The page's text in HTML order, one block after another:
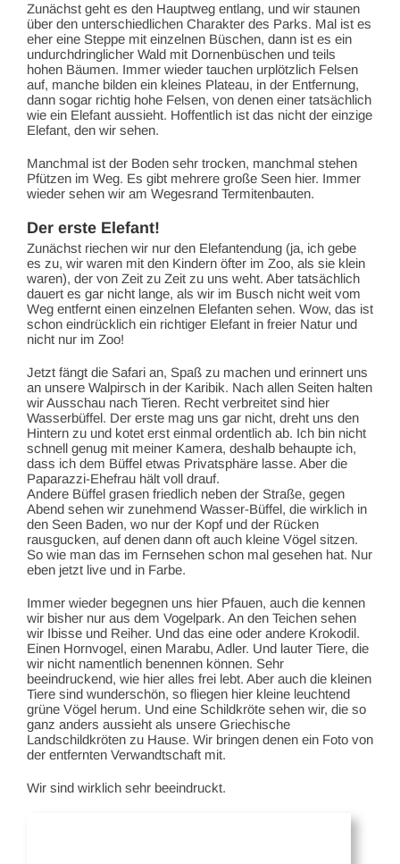
Zunächst geht es den Hauptweg entlang, und wir staunen
über den unterschiedlichen Charakter des Parks. Mal ist es
eher eine Steppe mit einzelnen Büschen, dann ist es ein
undurchdringlicher Wald mit Dornenbüschen und teils
hohen Bäumen. Immer wieder tauchen urplötzlich Felsen
auf, manche bilden ein kleines Plateau, in der Entfernung,
dann sogar richtig hohe Felsen, von denen einer tatsächlich
wie ein Elefant aussieht. Hoffentlich ist das nicht der einzige
Elefant, den wir sehen.
Manchmal ist der Boden sehr trocken, manchmal stehen
Pfützen im Weg. Es gibt mehrere große Seen hier. Immer
wieder sehen wir am Wegesrand Termitenbauten.
Der erste Elefant!
Zunächst riechen wir nur den Elefantendung (ja, ich gebe
es zu, wir waren mit den Kindern öfter im Zoo, als sie klein
waren), der von Zeit zu Zeit zu uns weht. Aber tatsächlich
dauert es gar nicht lange, als wir im Busch nicht weit vom
Weg entfernt einen einzelnen Elefanten sehen. Wow, das ist
schon eindrücklich ein richtiger Elefant in freier Natur und
nicht nur im Zoo!
Jetzt fängt die Safari an, Spaß zu machen und erinnert uns
an unsere Walpirsch in der Karibik. Nach allen Seiten halten
wir Ausschau nach Tieren. Recht verbreitet sind hier
Wasserbüffel. Der erste mag uns gar nicht, dreht uns den
Hintern zu und kotet erst einmal ordentlich ab. Ich bin nicht
schnell genug mit meiner Kamera, deshalb behaupte ich,
dass ich dem Büffel etwas Privatsphäre lasse. Aber die
Paparazzi-Ehefrau hält voll drauf.
Andere Büffel grasen friedlich neben der Straße, gegen
Abend sehen wir zunehmend Wasser-Büffel, die wirklich in
den Seen Baden, wo nur der Kopf und der Rücken
rausgucken, auf denen dann oft auch kleine Vögel sitzen.
So wie man das im Fernsehen schon mal gesehen hat. Nur
eben jetzt live und in Farbe.
Immer wieder begegnen uns hier Pfauen, auch die kennen
wir bisher nur aus dem Vogelpark. An den Teichen sehen
wir Ibisse und Reiher. Und das eine oder andere Krokodil.
Einen Hornvogel, einen Marabu, Adler. Und lauter Tiere, die
wir nicht namentlich benennen können. Sehr
beeindruckend, wie hier alles frei lebt. Aber auch die kleinen
Tiere sind wunderschön, so fliegen hier kleine leuchtend
grüne Vögel herum. Und eine Schildkröte sehen wir, die so
ganz anders aussieht als unsere Griechische
Landschildkröten zu Hause. Wir bringen denen ein Foto von
der entfernten Verwandtschaft mit.
Wir sind wirklich sehr beeindruckt.